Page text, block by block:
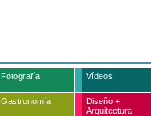
Fotografía Vídeos
Gastronomía
Diseño +
Arquitectura